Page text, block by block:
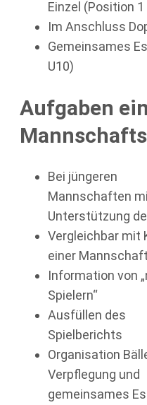
Einzel (Position 1
Im Anschluss
Gemeinsames
U10)
Aufgaben
Bei jüngeren
Mannschaften
Unterstützung
Vergleichbar mit
einer Mannschaft
Information von
Spielern“
Ausfüllen des
Spielberichts
Organisation
Verpflegung und
gemeinsames